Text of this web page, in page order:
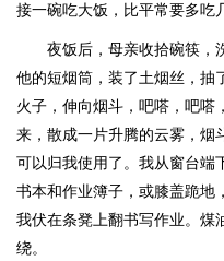
接一碗吃大饭，比平常要多吃
夜饭后，母亲收拾碗筷，
他的短烟筒，装了土烟丝，抽
火子，伸向烟斗，吧嗒，吧嗒
来，散成一片升腾的云雾，烟
可以归我使用了。我从窗台端
书本和作业簿子，或膝盖跪地
我伏在条凳上翻书写作业。煤
绕。